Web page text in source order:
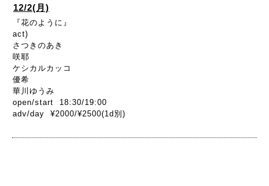
12/2(月)
『花のように』
act)
さつきのあき
咲耶
ケシカルカッコ
優希
華川ゆうみ
open/start 18:30/19:00
adv/day ¥2000/¥2500(1d別)